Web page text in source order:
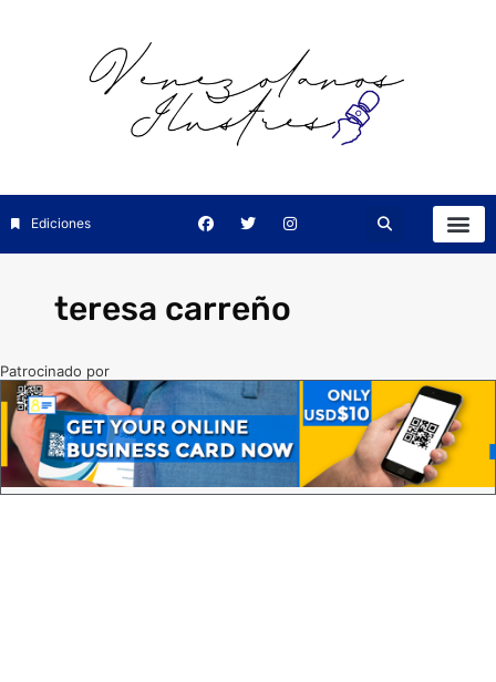
Ediciones
teresa carreño
Patrocinado por